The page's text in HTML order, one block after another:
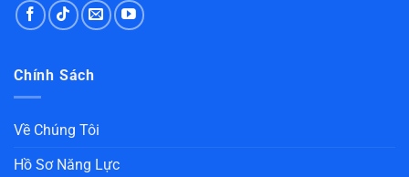
Chính Sách
Về Chúng Tôi
Hồ Sơ Năng Lực